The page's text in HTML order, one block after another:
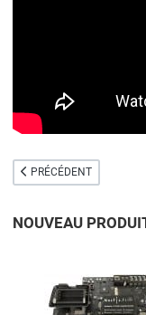
ARTICLE PRÉCÉDENT :
PRÉCÉDENT
NOUVEAU